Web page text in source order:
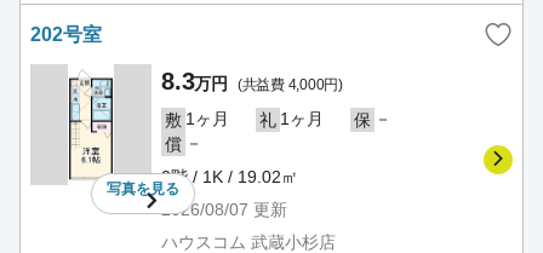
202号室
写真を見る
8.3万円 (共益費 4,000円)
敷 1ヶ月 礼 1ヶ月 保 －
償 －
2階 / 1K / 19.02㎡
2026/08/07 更新
ハウスコム 武蔵小杉店